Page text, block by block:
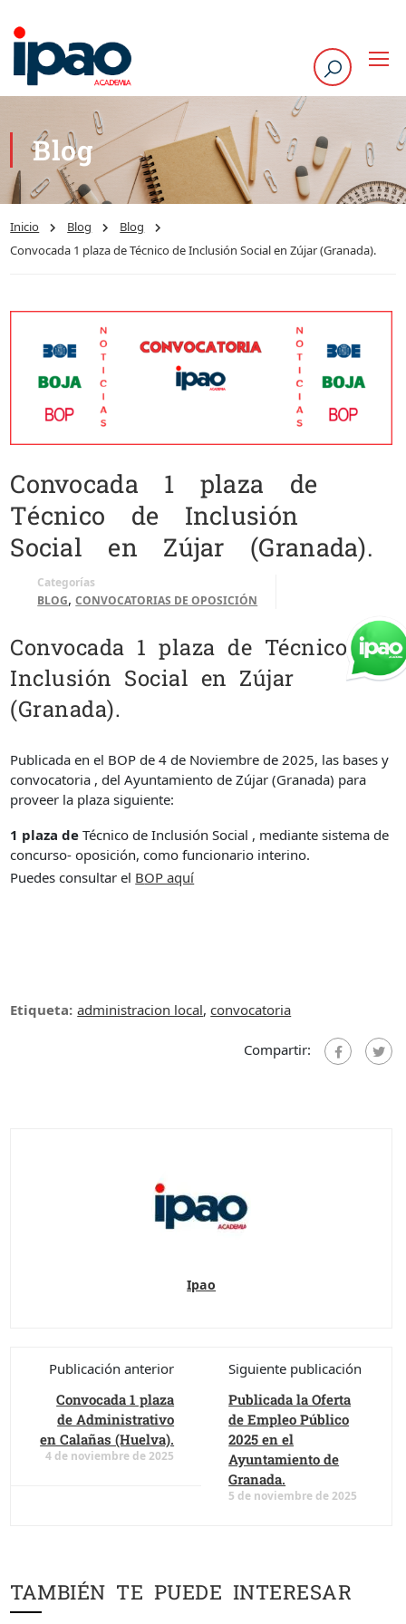
Blog
Inicio Blog
Blog
Convocada 1 plaza de Técnico de Inclusión Social en Zújar (Granada).
Convocada 1 plaza de
Técnico de Inclusión
Social en Zújar (Granada).
Categorías
BLOG,CONVOCATORIAS DE OPOSICIÓN
Convocada 1 plaza de Técnico de
Inclusión Social en Zújar
(Granada).
Publicada en el BOP de 4 de Noviembre de 2025, las bases y
convocatoria , del Ayuntamiento de Zújar (Granada) para
proveer la plaza siguiente:
1 plaza deTécnico de Inclusión Social , mediante sistema de
concurso- oposición, como funcionario interino.
Puedes consultar el BOP aquí
Etiqueta: administracion local,convocatoria
Compartir:
Ipao
Publicación anterior
Convocada 1 plaza
de Administrativo
en Calañas (Huelva).
4 de noviembre de 2025
Siguiente publicación
Publicada la Oferta
de Empleo Público
2025 en el
Ayuntamiento de
Granada.
5 de noviembre de 2025
TAMBIÉN TE PUEDE INTERESAR